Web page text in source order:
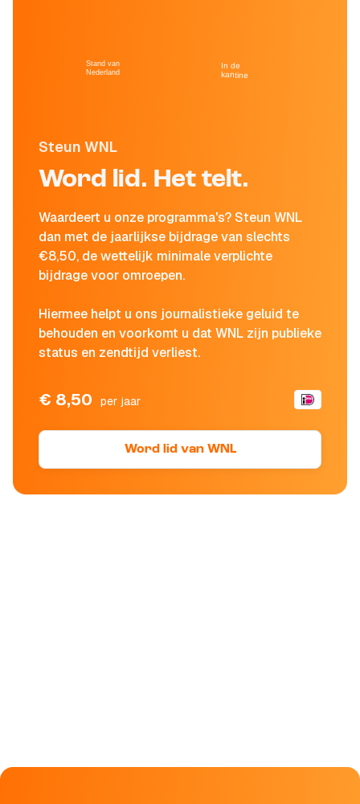
Steun WNL
Word lid. Het telt.
Waardeert u onze programma's? Steun WNL
dan met de jaarlijkse bijdrage van slechts
€8,50, de wettelijk minimale verplichte
bijdrage voor omroepen.
Hiermee helpt u ons journalistieke geluid te
behouden en voorkomt u dat WNL zijn publieke
status en zendtijd verliest.
€ 8,50 per jaar
Word lid van WNL
Stand van
Nederland
In de
kantine